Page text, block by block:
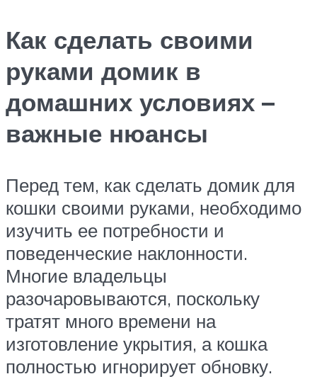
Как сделать своими
руками домик в
домашних условиях –
важные нюансы
Перед тем, как сделать домик для
кошки своими руками, необходимо
изучить ее потребности и
поведенческие наклонности.
Многие владельцы
разочаровываются, поскольку
тратят много времени на
изготовление укрытия, а кошка
полностью игнорирует обновку.